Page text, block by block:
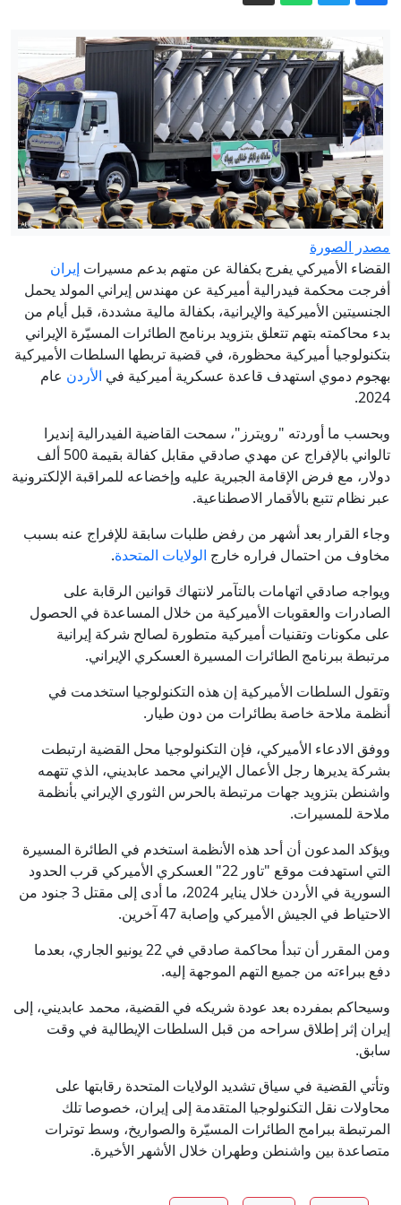
هل يعطل الحرس الثوري حسم اتفاق
الملاحة في هرمز؟
قتلى مدنيون وعسكريون في هجوم
للحوثيين على مأرب
"سياحة القنص" في سراييفو: تحقيقات
أوروبية تبحث عن أدلة بعد ثلاثة عقود
توقيع اتفاقية دفاع مشترك بين السعودية
الرئاسة التركية: "اتفاقية مكة" خطوة
تاريخية تصون السلام والاستقرار
مصدر الصورة
القضاء الأميركي يفرج بكفالة عن متهم بدعم مسيرات إيران
أفرجت محكمة فيدرالية أميركية عن مهندس إيراني المولد يحمل
الجنسيتين الأميركية والإيرانية، بكفالة مالية مشددة، قبل أيام من
بدء محاكمته بتهم تتعلق بتزويد برنامج الطائرات المسيّرة الإيراني
بتكنولوجيا أميركية محظورة، في قضية تربطها السلطات الأميركية
بهجوم دموي استهدف قاعدة عسكرية أميركية في الأردن عام
2024.
وبحسب ما أوردته "رويترز"، سمحت القاضية الفيدرالية إنديرا
تالواني بالإفراج عن مهدي صادقي مقابل كفالة بقيمة 500 ألف
دولار، مع فرض الإقامة الجبرية عليه وإخضاعه للمراقبة الإلكترونية
عبر نظام تتبع بالأقمار الاصطناعية.
وجاء القرار بعد أشهر من رفض طلبات سابقة للإفراج عنه بسبب
مخاوف من احتمال فراره خارج الولايات المتحدة.
ويواجه صادقي اتهامات بالتآمر لانتهاك قوانين الرقابة على
الصادرات والعقوبات الأميركية من خلال المساعدة في الحصول
على مكونات وتقنيات أميركية متطورة لصالح شركة إيرانية
مرتبطة ببرنامج الطائرات المسيرة العسكري الإيراني.
وتقول السلطات الأميركية إن هذه التكنولوجيا استخدمت في
أنظمة ملاحة خاصة بطائرات من دون طيار.
ووفق الادعاء الأميركي، فإن التكنولوجيا محل القضية ارتبطت
بشركة يديرها رجل الأعمال الإيراني محمد عابديني، الذي تتهمه
واشنطن بتزويد جهات مرتبطة بالحرس الثوري الإيراني بأنظمة
ملاحة للمسيرات.
ويؤكد المدعون أن أحد هذه الأنظمة استخدم في الطائرة المسيرة
التي استهدفت موقع "تاور 22" العسكري الأميركي قرب الحدود
السورية في الأردن خلال يناير 2024، ما أدى إلى مقتل 3 جنود من
الاحتياط في الجيش الأميركي وإصابة 47 آخرين.
ومن المقرر أن تبدأ محاكمة صادقي في 22 يونيو الجاري، بعدما
دفع ببراءته من جميع التهم الموجهة إليه.
وسيحاكم بمفرده بعد عودة شريكه في القضية، محمد عابديني، إلى
إيران إثر إطلاق سراحه من قبل السلطات الإيطالية في وقت
سابق.
وتأتي القضية في سياق تشديد الولايات المتحدة رقابتها على
محاولات نقل التكنولوجيا المتقدمة إلى إيران، خصوصا تلك
المرتبطة ببرامج الطائرات المسيّرة والصواريخ، وسط توترات
متصاعدة بين واشنطن وطهران خلال الأشهر الأخيرة.